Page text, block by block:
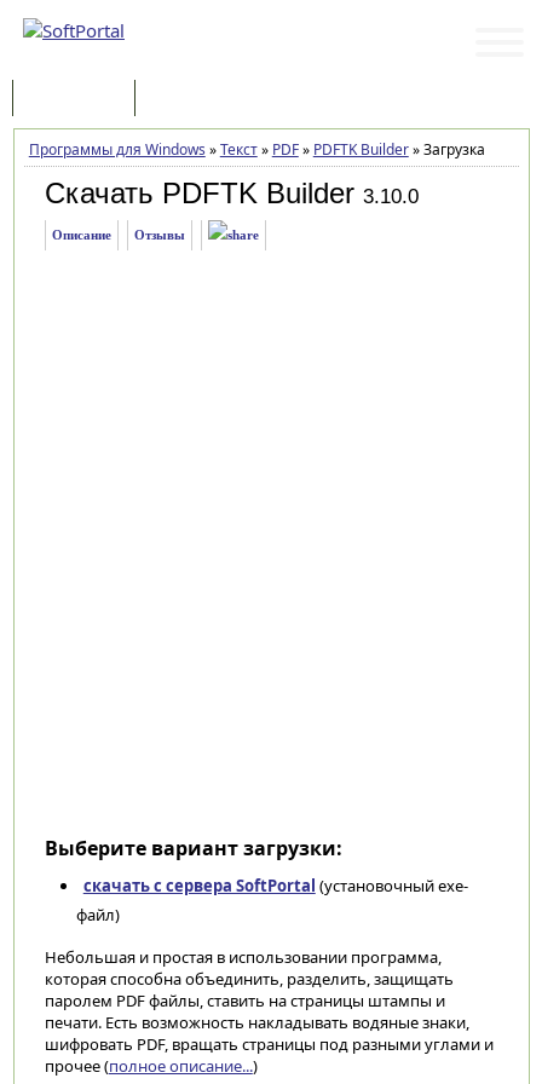
Программы для Windows »Текст» PDF» PDFTK Builder»Загрузка
Скачать PDFTK Builder 3.10.0
Описание Отзывы
Выберите вариант загрузки:
скачать с сервера SoftPortal (установочный exe-
файл)
Небольшая и простая в использовании программа,
которая способна объединить, разделить, защищать
паролем PDF файлы, ставить на страницы штампы и
печати. Есть возможность накладывать водяные знаки,
шифровать PDF, вращать страницы под разными углами и
прочее (полное описание...)